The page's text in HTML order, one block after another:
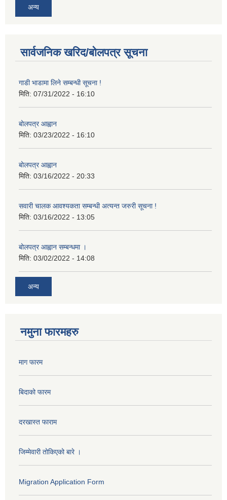
अन्य
सार्वजनिक खरिद/बोलपत्र सूचना
गाडी भाडामा लिने सम्बन्धी सूचना !
मिति: 07/31/2022 - 16:10
बोलपत्र आह्वान
मिति: 03/23/2022 - 16:10
बोलपत्र आह्वान
मिति: 03/16/2022 - 20:33
सवारी चालक आवश्यकता सम्बन्धी अत्यन्त जरुरी सूचना !
मिति: 03/16/2022 - 13:05
बोलपत्र आह्वान सम्बन्धमा ।
मिति: 03/02/2022 - 14:08
अन्य
नमुना फारमहरु
माग फारम
बिदाको फारम
दरखास्त फाराम
जिम्मेवारी तोकिएको बारे ।
Migration Application Form